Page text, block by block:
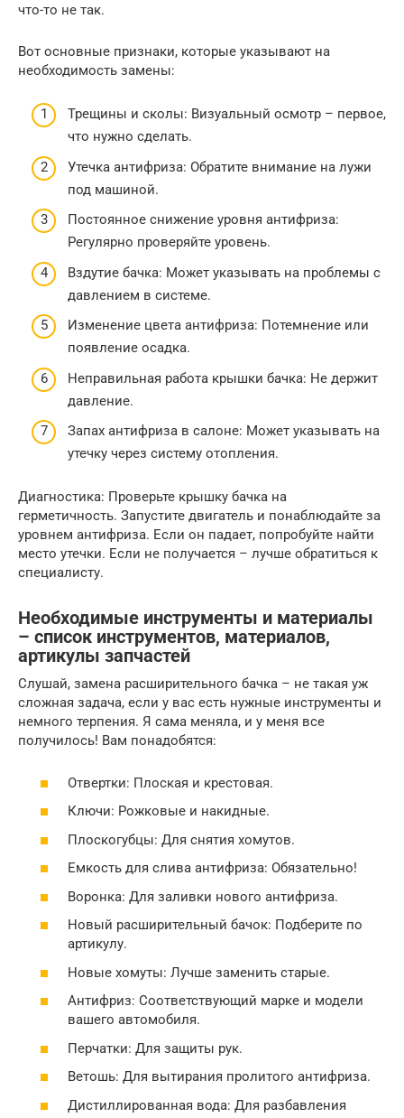
что-то не так.
Вот основные признаки, которые указывают на
необходимость замены:
Трещины и сколы: Визуальный осмотр – первое,
что нужно сделать.
Утечка антифриза: Обратите внимание на лужи
под машиной.
Постоянное снижение уровня антифриза:
Регулярно проверяйте уровень.
Вздутие бачка: Может указывать на проблемы с
давлением в системе.
Изменение цвета антифриза: Потемнение или
появление осадка.
Неправильная работа крышки бачка: Не держит
давление.
Запах антифриза в салоне: Может указывать на
утечку через систему отопления.
Диагностика: Проверьте крышку бачка на
герметичность. Запустите двигатель и понаблюдайте за
уровнем антифриза. Если он падает, попробуйте найти
место утечки. Если не получается – лучше обратиться к
специалисту.
Необходимые инструменты и материалы
– список инструментов, материалов,
артикулы запчастей
Слушай, замена расширительного бачка – не такая уж
сложная задача, если у вас есть нужные инструменты и
немного терпения. Я сама меняла, и у меня все
получилось! Вам понадобятся:
Отвертки: Плоская и крестовая.
Ключи: Рожковые и накидные.
Плоскогубцы: Для снятия хомутов.
Емкость для слива антифриза: Обязательно!
Воронка: Для заливки нового антифриза.
Новый расширительный бачок: Подберите по
артикулу.
Новые хомуты: Лучше заменить старые.
Антифриз: Соответствующий марке и модели
вашего автомобиля.
Перчатки: Для защиты рук.
Ветошь: Для вытирания пролитого антифриза.
Дистиллированная вода: Для разбавления